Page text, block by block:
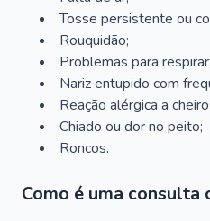
Tosse persistente ou
Rouquidão;
Problemas para respirar;
Nariz entupido com
Reação alérgica a
Chiado ou dor no peito;
Roncos.
Como é uma